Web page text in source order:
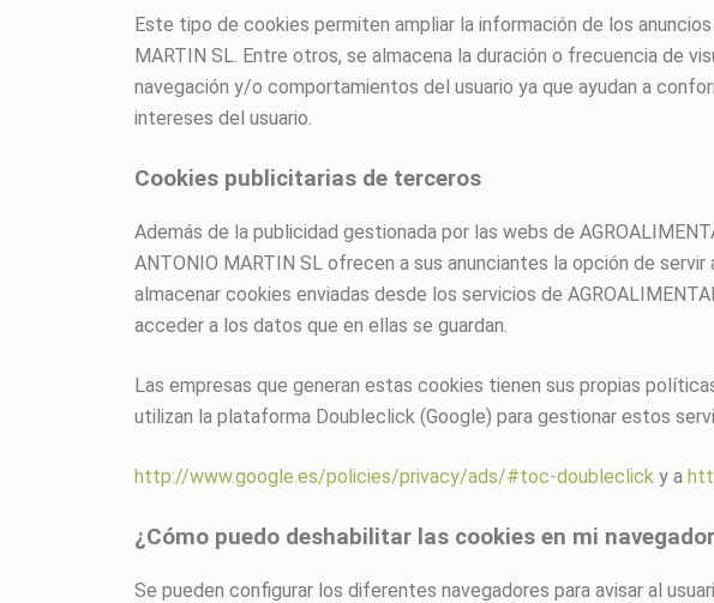
Este tipo de cookies permiten ampliar la información de los
MARTIN SL. Entre otros, se almacena la duración o frecuencia de
navegación y/o comportamientos del usuario ya que ayudan a
intereses del usuario.
Cookies publicitarias de terceros
Además de la publicidad gestionada por las webs de
ANTONIO MARTIN SL ofrecen a sus anunciantes la opción de
almacenar cookies enviadas desde los servicios de
acceder a los datos que en ellas se guardan.
Las empresas que generan estas cookies tienen sus propias
utilizan la plataforma Doubleclick (Google) para gestionar estos
http://www.google.es/policies/privacy/ads/#toc-doubleclick y a
¿Cómo puedo deshabilitar las cookies en mi
Se pueden configurar los diferentes navegadores para avisar al